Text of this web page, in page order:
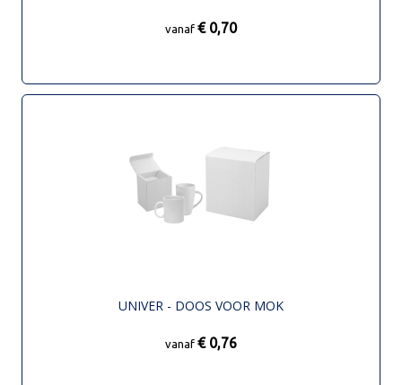
vanaf € 0,70
UNIVER - DOOS VOOR MOK
vanaf € 0,76